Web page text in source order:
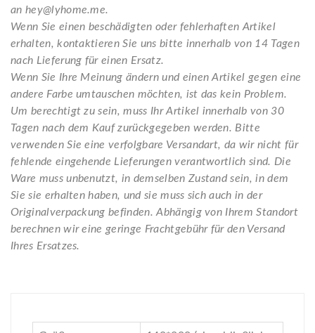
an hey@lyhome.me.
Wenn Sie einen beschädigten oder fehlerhaften Artikel
erhalten, kontaktieren Sie uns bitte innerhalb von 14 Tagen
nach Lieferung für einen Ersatz.
Wenn Sie Ihre Meinung ändern und einen Artikel gegen eine
andere Farbe umtauschen möchten, ist das kein Problem.
Um berechtigt zu sein, muss Ihr Artikel innerhalb von 30
Tagen nach dem Kauf zurückgegeben werden. Bitte
verwenden Sie eine verfolgbare Versandart, da wir nicht für
fehlende eingehende Lieferungen verantwortlich sind. Die
Ware muss unbenutzt, in demselben Zustand sein, in dem
Sie sie erhalten haben, und sie muss sich auch in der
Originalverpackung befinden. Abhängig von Ihrem Standort
berechnen wir eine geringe Frachtgebühr für den Versand
Ihres Ersatzes.